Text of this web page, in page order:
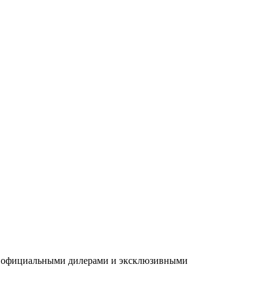
дилерами и эксклюзивными